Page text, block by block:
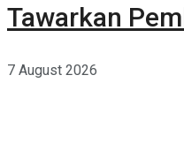
Tawarkan
7 August 2026